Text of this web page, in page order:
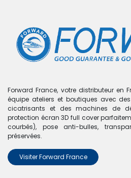
Boutique
Nous n'avons
Aucun produit défini dans la
Forward France, votre distributeur en
équipe ateliers et boutiques avec
cicatrisants et des machines de
protection écran 3D full cover
courbés), pose anti-bulles,
préservées.
Visiter Forward France